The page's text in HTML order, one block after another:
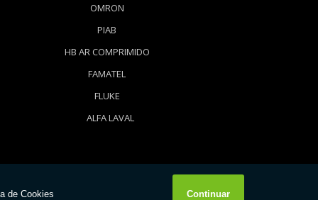
OMRON
PIAB
HB AR COMPRIMIDO
FAMATEL
FLUKE
ALFA LAVAL